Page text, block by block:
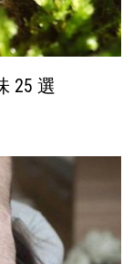
25 選